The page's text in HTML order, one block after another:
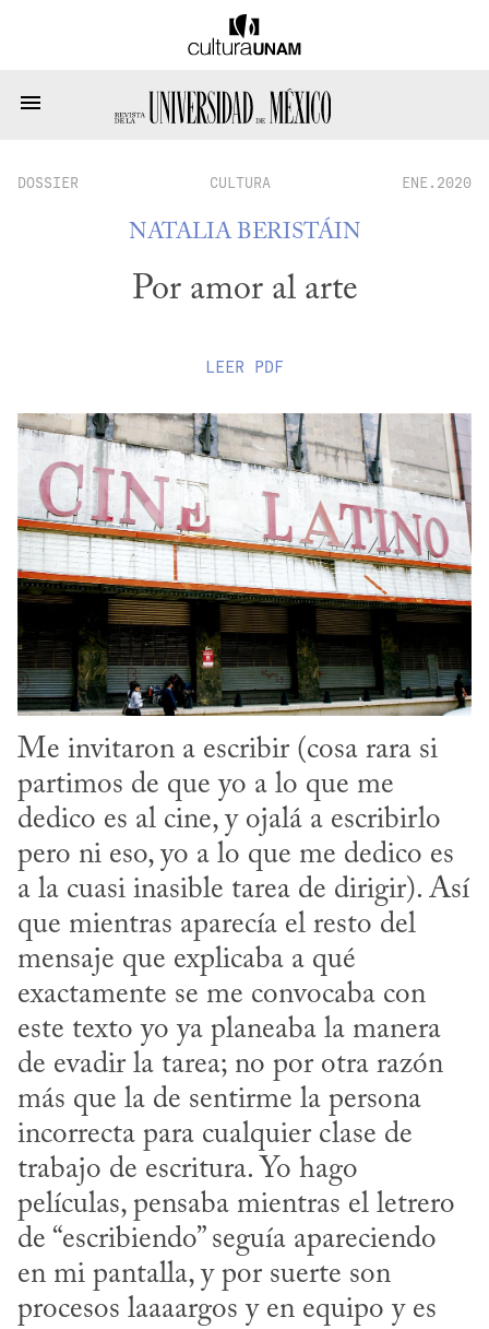
DOSSIER CULTURA ENE.2020
NATALIA BERISTÁIN
Por amor al arte
LEER PDF
Me invitaron a escribir (cosa rara si
partimos de que yo a lo que me
dedico es al cine, y ojalá a escribirlo
pero ni eso, yo a lo que me dedico es
a la cuasi inasible tarea de dirigir). Así
que mientras aparecía el resto del
mensaje que explicaba a qué
exactamente se me convocaba con
este texto yo ya planeaba la manera
de evadir la tarea; no por otra razón
más que la de sentirme la persona
incorrecta para cualquier clase de
trabajo de escritura. Yo hago
películas, pensaba mientras el letrero
de “escribiendo” seguía apareciendo
en mi pantalla, y por suerte son
procesos laaaargos y en equipo y es